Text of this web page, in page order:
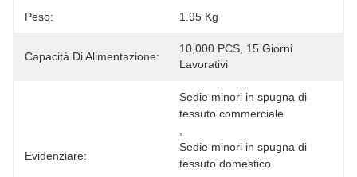
Peso: 1.95 Kg
Capacità Di Alimentazione:
10,000 PCS, 15 Giorni
Lavorativi
Evidenziare:
Sedie minori in spugna di
tessuto commerciale
Sedie minori in spugna di
tessuto domestico